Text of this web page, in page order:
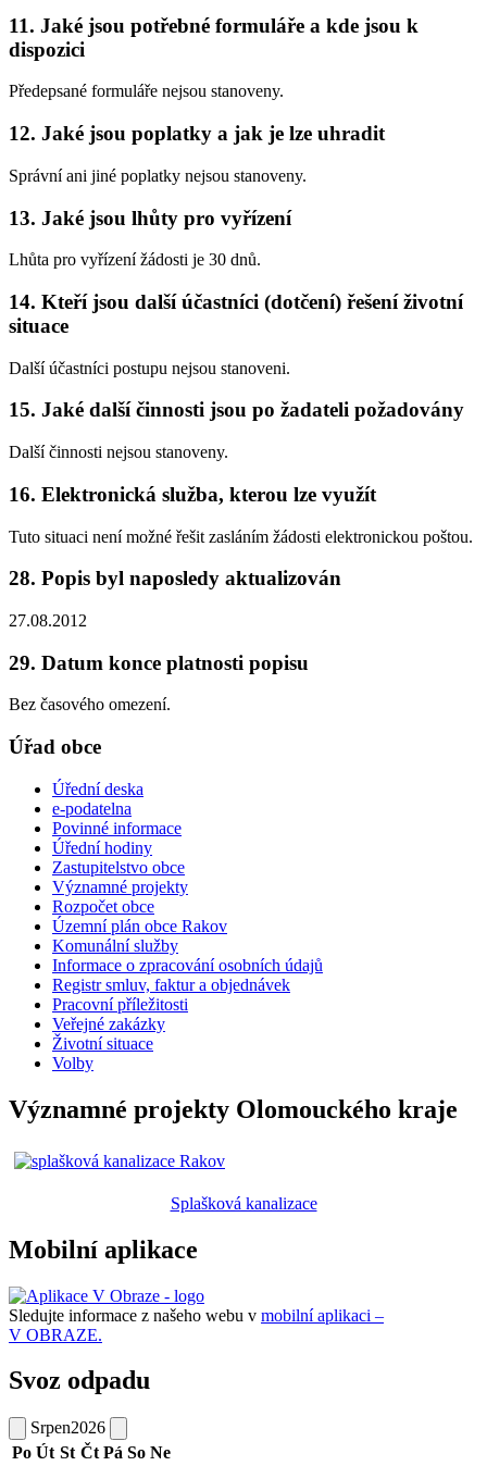
11. Jaké jsou potřebné formuláře a kde jsou k
dispozici
Předepsané formuláře nejsou stanoveny.
12. Jaké jsou poplatky a jak je lze uhradit
Správní ani jiné poplatky nejsou stanoveny.
13. Jaké jsou lhůty pro vyřízení
Lhůta pro vyřízení žádosti je 30 dnů.
14. Kteří jsou další účastníci (dotčení) řešení životní
situace
Další účastníci postupu nejsou stanoveni.
15. Jaké další činnosti jsou po žadateli požadovány
Další činnosti nejsou stanoveny.
16. Elektronická služba, kterou lze využít
Tuto situaci není možné řešit zasláním žádosti elektronickou poštou.
28. Popis byl naposledy aktualizován
27.08.2012
29. Datum konce platnosti popisu
Bez časového omezení.
Úřad obce
Úřední deska
e-podatelna
Povinné informace
Úřední hodiny
Zastupitelstvo obce
Významné projekty
Rozpočet obce
Územní plán obce Rakov
Komunální služby
Informace o zpracování osobních údajů
Registr smluv, faktur a objednávek
Pracovní příležitosti
Veřejné zakázky
Životní situace
Volby
Významné projekty Olomouckého kraje
Splašková kanalizace
Mobilní aplikace
Sledujte informace z našeho webu v mobilní aplikaci –
V OBRAZE.
Svoz odpadu
Srpen2026
Po Út St Čt Pá So Ne